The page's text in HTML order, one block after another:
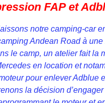
FAP et
notre camping-car
Andean Road à une
le camp, un atelier fait la
en location et
pour enlever Adblue
la décision